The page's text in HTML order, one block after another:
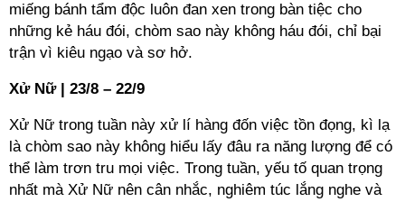
miếng bánh tẩm độc luôn đan xen trong bàn tiệc cho
những kẻ háu đói, chòm sao này không háu đói, chỉ bại
trận vì kiêu ngạo và sơ hở.
Xử Nữ | 23/8 – 22/9
Xử Nữ trong tuần này xử lí hàng đốn việc tồn đọng, kì lạ
là chòm sao này không hiểu lấy đâu ra năng lượng để có
thể làm trơn tru mọi việc. Trong tuần, yếu tố quan trọng
nhất mà Xử Nữ nên cân nhắc, nghiêm túc lắng nghe và